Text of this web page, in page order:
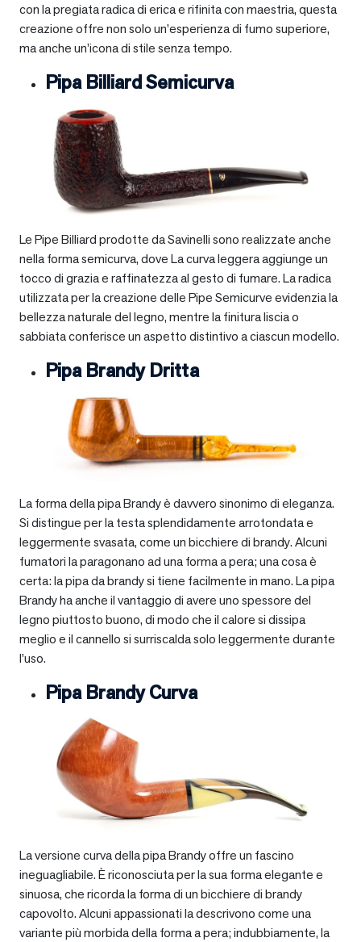
con la pregiata radica di erica e rifinita con maestria, questa
creazione offre non solo un’esperienza di fumo superiore,
ma anche un’icona di stile senza tempo.
Pipa Billiard Semicurva
Le Pipe Billiard prodotte da Savinelli sono realizzate anche
nella forma semicurva, dove La curva leggera aggiunge un
tocco di grazia e raffinatezza al gesto di fumare. La radica
utilizzata per la creazione delle Pipe Semicurve evidenzia la
bellezza naturale del legno, mentre la finitura liscia o
sabbiata conferisce un aspetto distintivo a ciascun modello.
Pipa Brandy Dritta
La forma della pipa Brandy è davvero sinonimo di eleganza.
Si distingue per la testa splendidamente arrotondata e
leggermente svasata, come un bicchiere di brandy. Alcuni
fumatori la paragonano ad una forma a pera; una cosa è
certa: la pipa da brandy si tiene facilmente in mano. La pipa
Brandy ha anche il vantaggio di avere uno spessore del
legno piuttosto buono, di modo che il calore si dissipa
meglio e il cannello si surriscalda solo leggermente durante
l’uso.
Pipa Brandy Curva
La versione curva della pipa Brandy offre un fascino
ineguagliabile. È riconosciuta per la sua forma elegante e
sinuosa, che ricorda la forma di un bicchiere di brandy
capovolto. Alcuni appassionati la descrivono come una
variante più morbida della forma a pera; indubbiamente, la